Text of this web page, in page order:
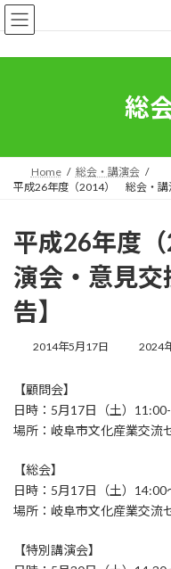
コ
ン
ン
ナ
ビ
ー
総
Home
総会・講演会
平成26年度（2014） 総会・講
平成26年度
演会・意見
告】
2014年5月17日
最
日
時
:
2024
【顧問会】
日時：5月17日（土）
場所：岐阜市文化産業交
【総会】
日時：5月17日（土）14:00
場所：岐阜市文化産業交
【特別講演会】